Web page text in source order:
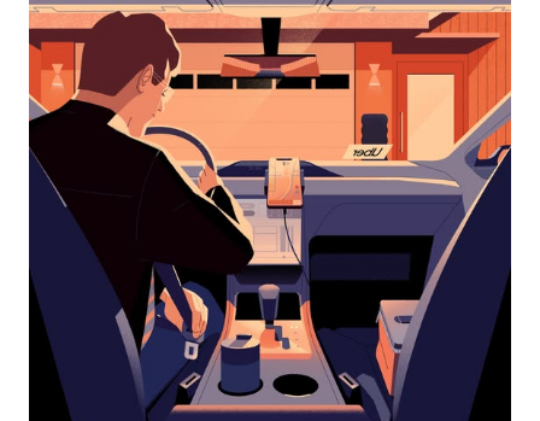
interagir
avec
calendrier
et
sélectionner
une
date.
Appuyez
d'échappement
pour
fermer
calendrier.